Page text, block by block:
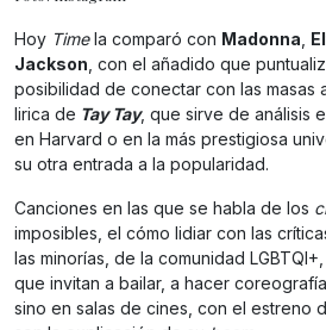
Hoy Timela comparó con Madonna
Jackson , con el añadido que
posibilidad de conectar con las masas
lirica de Tay Tay, que sirve de análisis
en Harvard o en la más prestigiosa
su otra entrada a la popularidad.
Canciones en las que se habla de los
imposibles, el cómo lidiar con las
las minorías, de la comunidad
que invitan a bailar, a hacer
sino en salas de cines, con el estreno